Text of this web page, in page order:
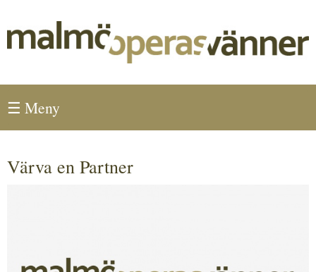
Huvudmeny
☰ Meny
Värva en Partner